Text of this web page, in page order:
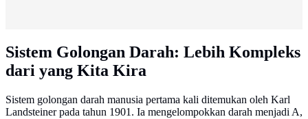
Sistem Golongan Darah: Lebih Kompleks
dari yang Kita Kira
Sistem golongan darah manusia pertama kali ditemukan oleh Karl
Landsteiner pada tahun 1901. Ia mengelompokkan darah menjadi A,